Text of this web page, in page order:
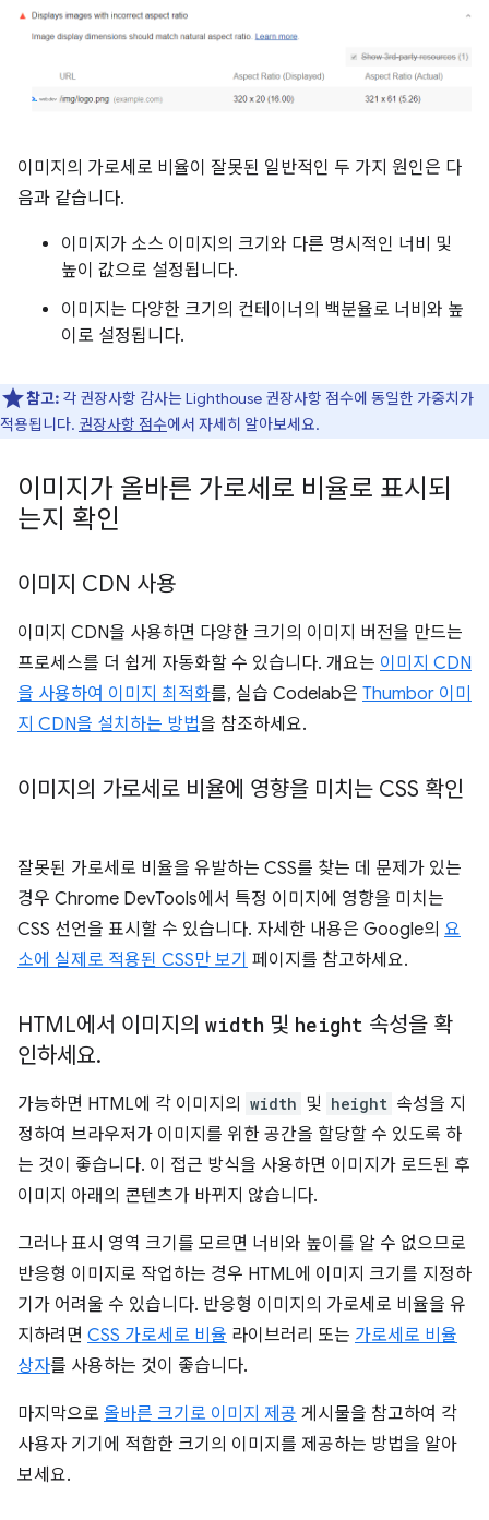
이미지의 가로세로 비율이 잘못된 일반적인 두 가지 원인은 다
음과 같습니다.
이미지가 소스 이미지의 크기와 다른 명시적인 너비 및
높이 값으로 설정됩니다.
이미지는 다양한 크기의 컨테이너의 백분율로 너비와 높
이로 설정됩니다.
참고: 각 권장사항 감사는 Lighthouse 권장사항 점수에 동일한 가중치가
적용됩니다. 권장사항 점수에서 자세히 알아보세요.
이미지가 올바른 가로세로 비율로 표시되
는지 확인
이미지 CDN 사용
이미지 CDN을 사용하면 다양한 크기의 이미지 버전을 만드는
프로세스를 더 쉽게 자동화할 수 있습니다. 개요는 이미지 CDN
을 사용하여 이미지 최적화를, 실습 Codelab은 Thumbor 이미
지 CDN을 설치하는 방법을 참조하세요.
이미지의 가로세로 비율에 영향을 미치는 CSS 확인
잘못된 가로세로 비율을 유발하는 CSS를 찾는 데 문제가 있는
경우 Chrome DevTools에서 특정 이미지에 영향을 미치는
CSS 선언을 표시할 수 있습니다. 자세한 내용은 Google의 요
소에 실제로 적용된 CSS만 보기 페이지를 참고하세요.
HTML에서 이미지의 width 및 height 속성을 확
인하세요.
가능하면 HTML에 각 이미지의 width 및 height 속성을 지
정하여 브라우저가 이미지를 위한 공간을 할당할 수 있도록 하
는 것이 좋습니다. 이 접근 방식을 사용하면 이미지가 로드된 후
이미지 아래의 콘텐츠가 바뀌지 않습니다.
그러나 표시 영역 크기를 모르면 너비와 높이를 알 수 없으므로
반응형 이미지로 작업하는 경우 HTML에 이미지 크기를 지정하
기가 어려울 수 있습니다. 반응형 이미지의 가로세로 비율을 유
지하려면 CSS 가로세로 비율 라이브러리 또는 가로세로 비율
상자를 사용하는 것이 좋습니다.
마지막으로 올바른 크기로 이미지 제공 게시물을 참고하여 각
사용자 기기에 적합한 크기의 이미지를 제공하는 방법을 알아
보세요.